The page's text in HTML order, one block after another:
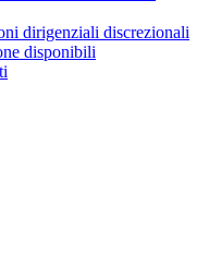
dirigenziali discrezionali
disponibili